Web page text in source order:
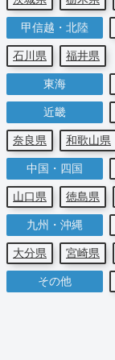
甲信越・北陸
石川県
福井県
東海
近畿
奈良県
和歌山県
中国・四国
山口県
徳島県
九州・沖縄
大分県
宮崎県
その他